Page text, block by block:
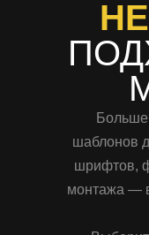
Больше
шаблонов
шрифтов,
монтажа —